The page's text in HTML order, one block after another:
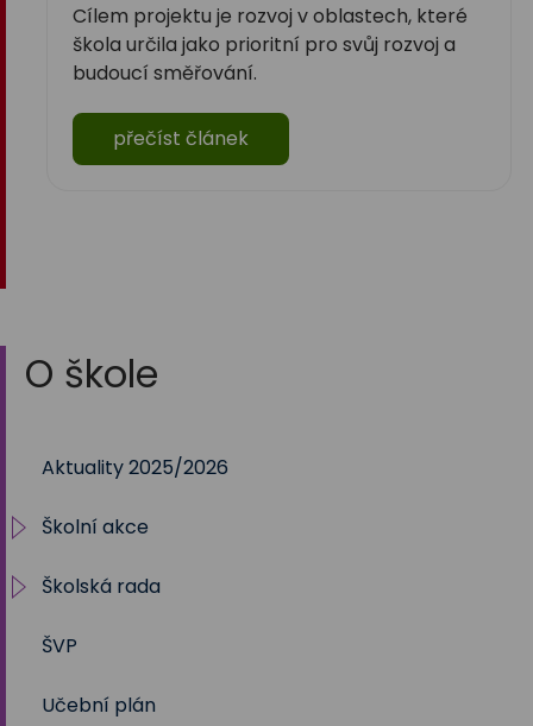
Cílem projektu je rozvoj v oblastech, které
škola určila jako prioritní pro svůj rozvoj a
budoucí směřování.
přečíst článek
O škole
Aktuality 2025/2026
Školní akce
2025/2026
2024/2025
2023/2024
Školská rada
Volby 2017
Volby 2020
ŠVP
Učební plán